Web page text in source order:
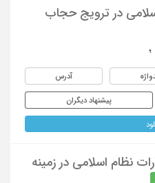
در ترویج حجاب
؛
آدرس
پیشنهاد دیگران
نظام اسلامی در زمینه